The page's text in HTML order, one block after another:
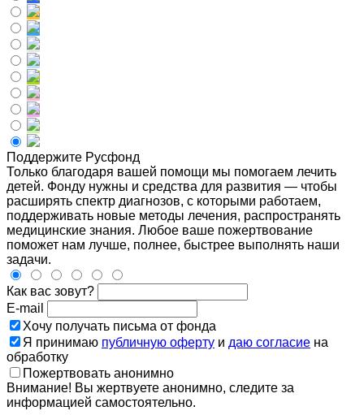
Поддержите Русфонд
Только благодаря вашей помощи мы помогаем лечить
детей. Фонду нужны и средства для развития — чтобы
расширять спектр диагнозов, с которыми работаем,
поддерживать новые методы лечения, распространять
медицинские знания. Любое ваше пожертвование
поможет нам лучше, полнее, быстрее выполнять наши
задачи.
Как вас зовут?
E-mail
Хочу получать письма от фонда
Я принимаю публичную оферту и даю согласие на
обработку
Пожертвовать анонимно
Внимание! Вы жертвуете анонимно, следите за
информацией самостоятельно.